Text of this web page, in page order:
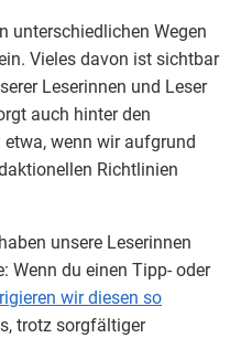
unterschiedlichen Wegen
Vieles davon ist sichtbar
Leserinnen und Leser
auch hinter den
wenn wir aufgrund
Richtlinien
unsere Leserinnen
Wenn du einen Tipp- oder
wir diesen so
trotz sorgfältiger